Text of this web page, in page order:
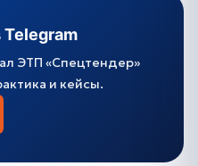
ЭТП «Спецтендер»
и кейсы.